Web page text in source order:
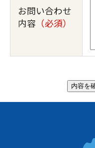
お問い合わせ
内容 （必須）